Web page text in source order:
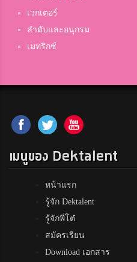
เวกเตอร์
ลำดับและอนุกรม
เมทริกซ์
เมนูของ Dektalent
หน้าแรก
รู้จัก Dektalent
รู้จักพี่โต๋
สมัครเรียน
Download เอกสาร